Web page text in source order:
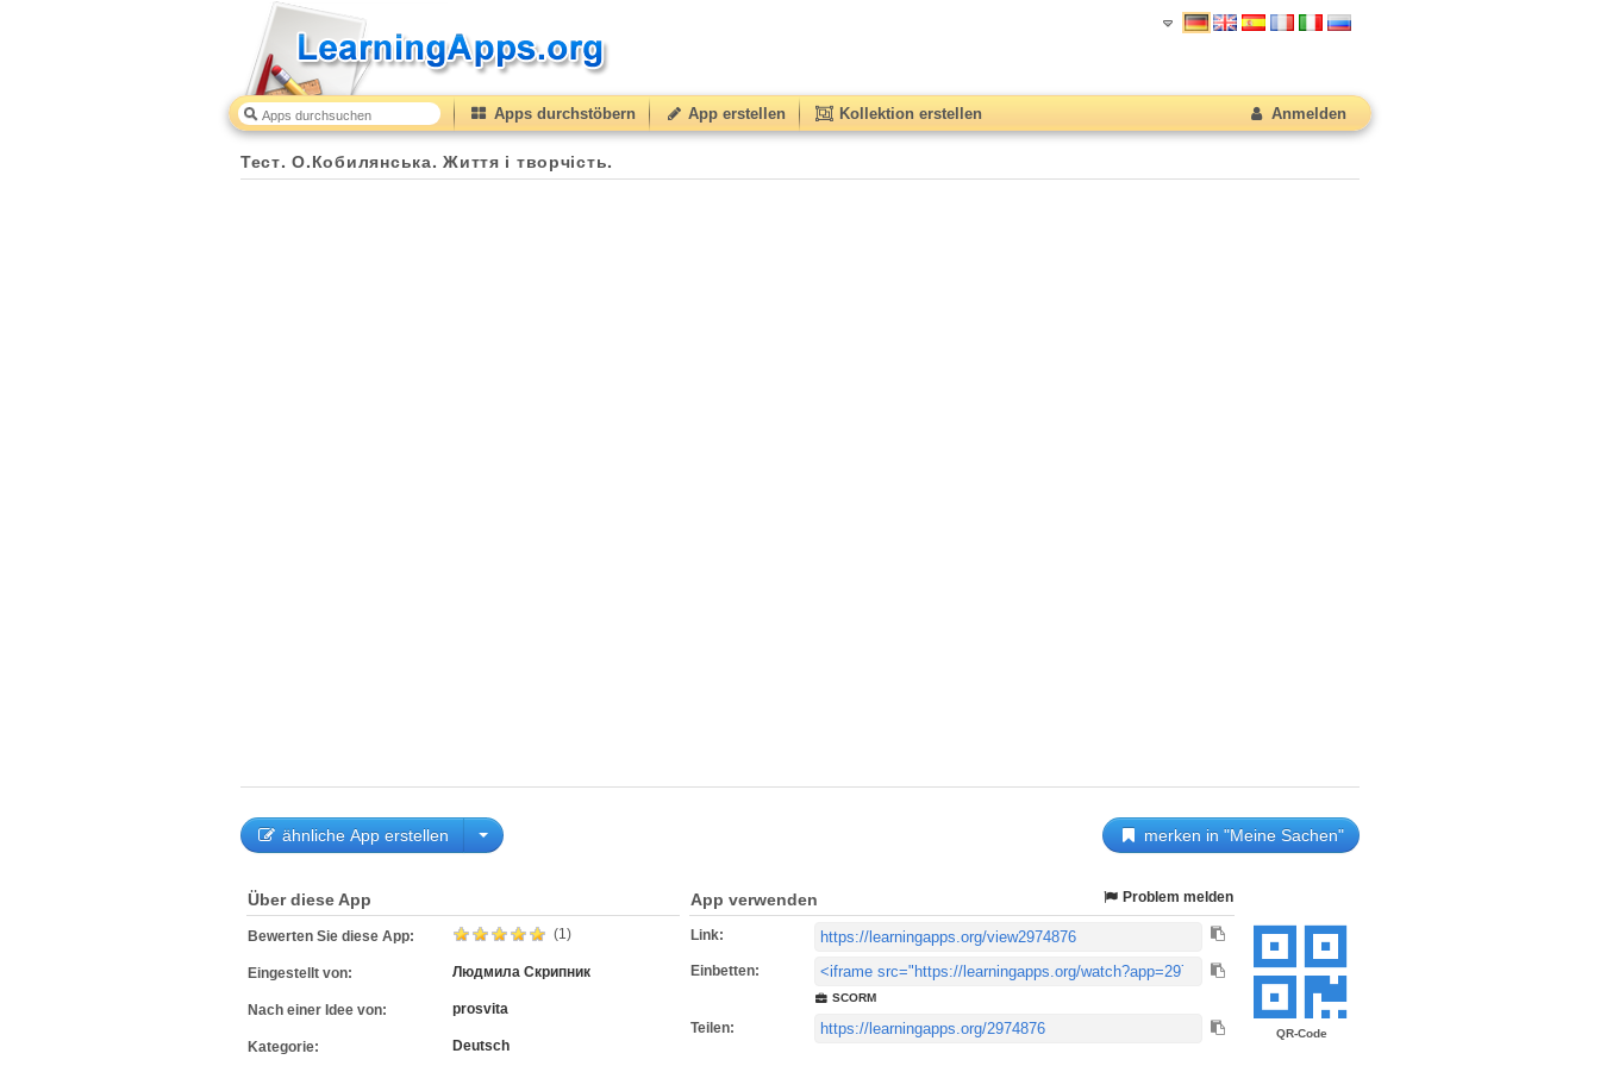
Apps durchstöbern App erstellen Kollektion erstellen Anmelden
Тест. О.Кобилянська. Життя і творчість.
ähnliche App erstellen merken in "Meine Sachen"
Тест. О.Кобилянська. Життя і творчість. 50 (from10to50) based on1 ratings.
QR-Code
Über diese App
Bewerten Sie diese App: (1)
Eingestellt von: Людмила Скрипник
Nach einer Idee von: prosvita
Kategorie: Deutsch
App verwenden Problem melden
Link:
Einbetten:
SCORM
Teilen: